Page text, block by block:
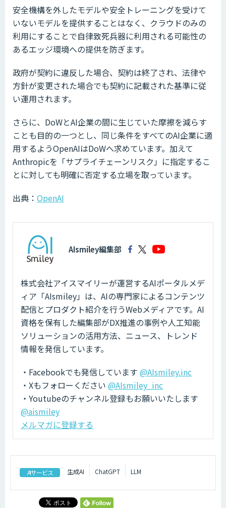
安全機構を外したモデルや安全トレーニングを受けて
いないモデルを提供することはなく、クラウドのみの
利用にすることで自律致死兵器に利用される可能性の
あるエッジ環境への提供を防ぎます。
政府が契約に違反した場合、契約は終了され、法律や
方針が変更された場合でも契約に記載された基準に従
い運用されます。
さらに、DoWとAI企業の間に生じていた摩擦を減らす
ことも目的の一つとし、同じ条件をすべてのAI企業に適
用するようOpenAIはDoWへ求めています。加えて
Anthropicを「サプライチェーンリスク」に指定するこ
とに対しても明確に否定する立場を取っています。
出典： OpenAI
AIsmiley編集部
株式会社アイスマイリーが運営するAIポータルメデ
ィア「AIsmiley」は、AIの専門家によるコンテンツ
配信とプロダクト紹介を行うWebメディアです。AI
資格を保有した編集部がDX推進の事例や人工知能
ソリューションの活用方法、ニュース、トレンド
情報を発信しています。
・Facebookでも発信しています @AIsmiley.inc
・Xもフォローください @AIsmiley_inc
・Youtubeのチャンネル登録もお願いいたします
@aismiley
メルマガに登録する
AIサービス 生成AI ChatGPT LLM